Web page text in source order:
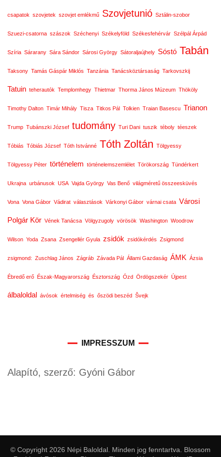
csapatok szovjetek szovjet emlékmű Szovjetunió Sztálin-szobor
Szuezi-csatorna szászok Széchenyi Székelyföld Székesfehérvár Szélpál Árpád
Szíria Sárarany Sára Sándor Sárosi György Sátoraljaújhely Sóstó Tabán
Taksony Tamás Gáspár Miklós Tanzánia Tanácsköztársaság Tarkovszkij
Tatuin teherautók Templomhegy Thietmar Thorma János Múzeum Thököly
Timothy Dalton Timár Mihály Tisza Titkos Pál Tolkien Traian Basescu Trianon
Trump Tubánszki József tudomány Turi Dani tuszik téboly téeszek
Tóbiás Tóbiás József Tóth Istvánné Tóth Zoltán Tölgyessy
Tölgyessy Péter történelem történelemszemlélet Törökország Tündérkert
Ukrajna urbánusok USA Vajda György Vas Benő világméretű összeesküvés
Vona Vona Gábor Vádirat választások Várkonyi Gábor várnai csata Városi
Polgár Kör Vének Tanácsa Völgyzugoly vörösök Washington Woodrow
Wilson Yoda Zsana Zsengellér Gyula zsidók zsidókérdés Zsigmond
zsigmond: Zuschlag János Zágráb Závada Pál Állami Gazdaság ÁMK Ázsia
Ébredő erő Észak-Magyarország Észtország Ózd Ördögszekér Újpest
álbaloldal ávósok értelmiség és őszödi beszéd Švejk
IMPRESSZUM
Alapító, szerző: Gyóni Gábor
© Copyright 2026 Népi Baloldal . Minden jog fenntartva.
Blossom